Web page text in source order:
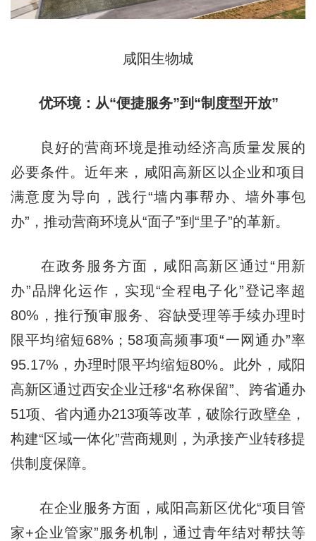
咸阳生物城
优环境：从“便捷服务”到“制度型开放”
良好的营商环境是推动经济高质量发展的
必要条件。近年来，咸阳高新区以企业和项目
满意度为导向，践行“墙内事帮办、墙外事包
办”，推动营商环境从“面子”到“里子”的革新。
在政务服务方面，咸阳高新区通过“用新
办”品牌化运作，实现“全程电子化”登记率超
80%，推行预审服务、容缺受理等手续办理时
限平均缩短68%；58项高频事项“一网通办”率
95.17%，办理时限平均缩短80%。此外，咸阳
高新区通过西安企业迁移“名称保留”、跨省通办
51项、省内通办213项等改革，破除行政壁垒，
构建“区域一体化”营商规则，为承接产业转移提
供制度保障。
在企业服务方面，咸阳高新区优化“项目管
家+企业管家”服务机制，通过青年结对帮扶等